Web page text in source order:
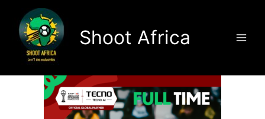
contenu
Shoot Africa